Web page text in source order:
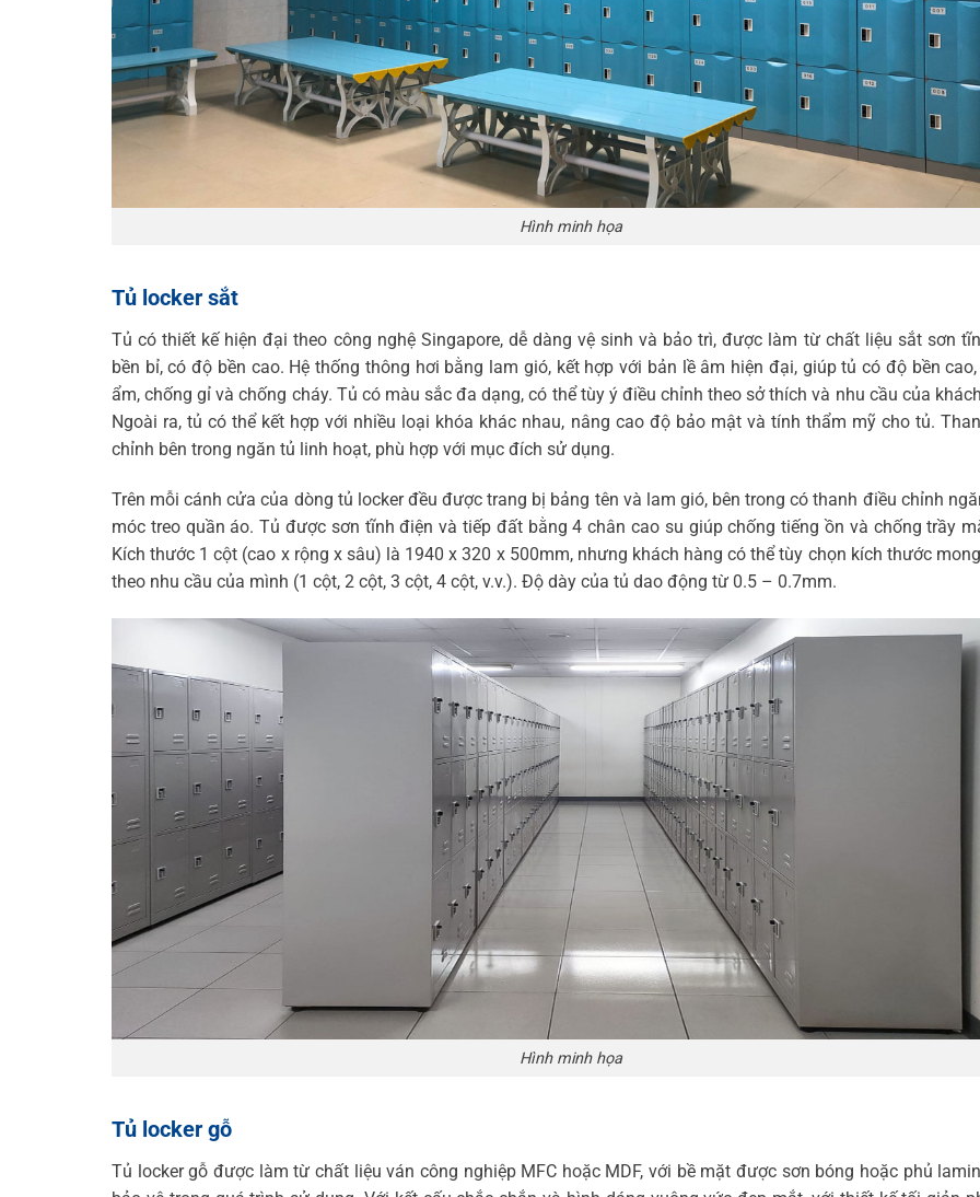
Hình minh họa
Tủ locker sắt
Tủ có thiết kế hiện đại theo công nghệ Singapore, dễ dàng vệ sinh và bảo trì, được làm từ chất liệu sắt sơn
bền bỉ, có độ bền cao. Hệ thống thông hơi bằng lam gió, kết hợp với bản lề âm hiện đại, giúp tủ có độ bền
ẩm, chống gỉ và chống cháy. Tủ có màu sắc đa dạng, có thể tùy ý điều chỉnh theo sở thích và nhu cầu của
Ngoài ra, tủ có thể kết hợp với nhiều loại khóa khác nhau, nâng cao độ bảo mật và tính thẩm mỹ cho tủ.
chỉnh bên trong ngăn tủ linh hoạt, phù hợp với mục đích sử dụng.
Trên mỗi cánh cửa của dòng tủ locker đều được trang bị bảng tên và lam gió, bên trong có thanh điều chỉnh
móc treo quần áo. Tủ được sơn tĩnh điện và tiếp đất bằng 4 chân cao su giúp chống tiếng ồn và chống trầy
Kích thước 1 cột (cao x rộng x sâu) là 1940 x 320 x 500mm, nhưng khách hàng có thể tùy chọn kích thước
theo nhu cầu của mình (1 cột, 2 cột, 3 cột, 4 cột, v.v.). Độ dày của tủ dao động từ 0.5 – 0.7mm.
Hình minh họa
Tủ locker gỗ
Tủ locker gỗ được làm từ chất liệu ván công nghiệp MFC hoặc MDF, với bề mặt được sơn bóng hoặc phủ